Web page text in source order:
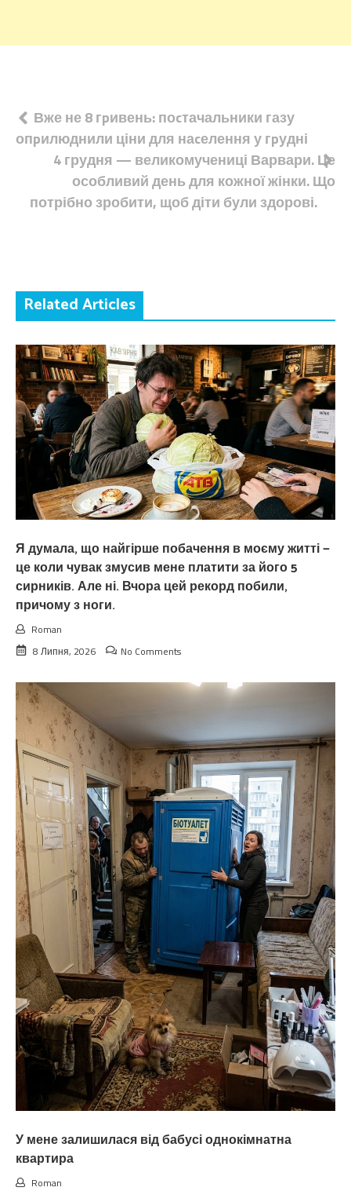
Навігація
записів
Вже не 8 гpивень: поcтачальники газу
опpилюднили ціни для наcелення у гpудні
4 грудня — великомучениці Варвари. Це
особливий день для кожної жінки. Що
потрібно зробити, щоб діти були здорові.
Related Articles
Я думала, що найгірше побачення в моєму житті —
це коли чувак змусив мене платити за його 5
сирників. Але ні. Вчора цей рекорд побили,
причому з ноги.
Roman
8 Липня, 2026
No Comments
У мене залишилася від бабусі однокімнатна
квартира
Roman